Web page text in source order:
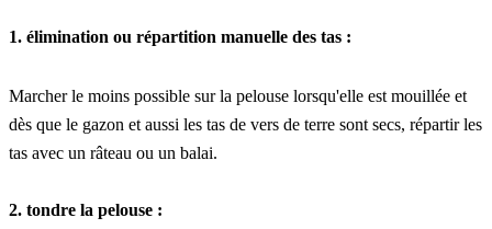
1. élimination ou répartition manuelle des tas :
Marcher le moins possible sur la pelouse lorsqu'elle est mouillée et
dès que le gazon et aussi les tas de vers de terre sont secs, répartir les
tas avec un râteau ou un balai.
2. tondre la pelouse :